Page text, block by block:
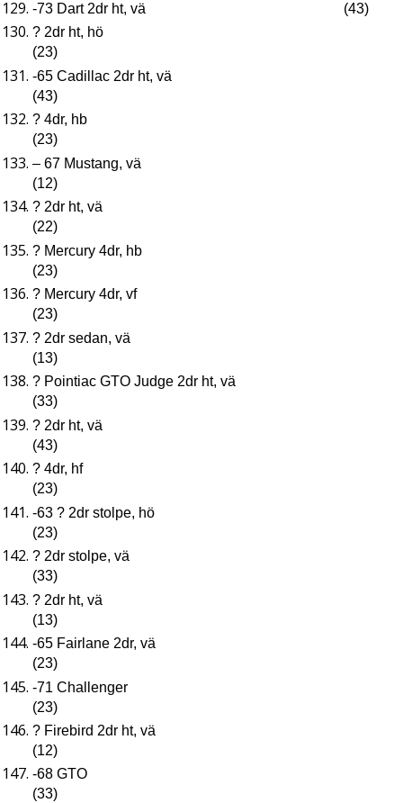
-73 Dart 2dr ht, vä (43)
? 2dr ht, hö
(23)
-65 Cadillac 2dr ht, vä
(43)
? 4dr, hb
(23)
– 67 Mustang, vä
(12)
? 2dr ht, vä
(22)
? Mercury 4dr, hb
(23)
? Mercury 4dr, vf
(23)
? 2dr sedan, vä
(13)
? Pointiac GTO Judge 2dr ht, vä
(33)
? 2dr ht, vä
(43)
? 4dr, hf
(23)
-63 ? 2dr stolpe, hö
(23)
? 2dr stolpe, vä
(33)
? 2dr ht, vä
(13)
-65 Fairlane 2dr, vä
(23)
-71 Challenger
(23)
? Firebird 2dr ht, vä
(12)
-68 GTO
(33)